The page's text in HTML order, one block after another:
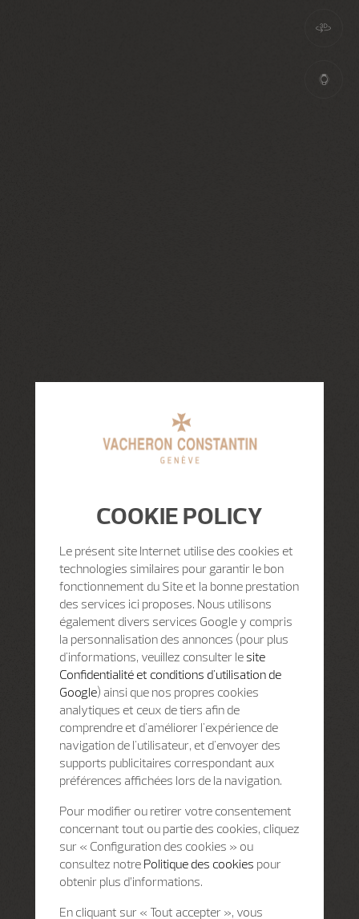
COOKIE POLICY
Le présent site Internet utilise des cookies et
technologies similaires pour garantir le bon
fonctionnement du Site et la bonne prestation
des services ici proposes. Nous utilisons
également divers services Google y compris
la personnalisation des annonces (pour plus
d'informations, veuillez consulter le site
Confidentialité et conditions d'utilisation de
Google) ainsi que nos propres cookies
analytiques et ceux de tiers afin de
comprendre et d'améliorer l'expérience de
navigation de l'utilisateur, et d'envoyer des
supports publicitaires correspondant aux
préférences affichées lors de la navigation.
Pour modifier ou retirer votre consentement
concernant tout ou partie des cookies, cliquez
sur « Configuration des cookies » ou
consultez notre Politique des cookies pour
obtenir plus d’informations.
En cliquant sur « Tout accepter », vous